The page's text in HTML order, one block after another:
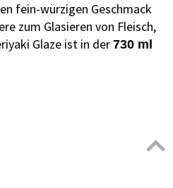
fein-würzigen Geschmack
zum Glasieren von Fleisch,
Glaze ist in der 730 ml